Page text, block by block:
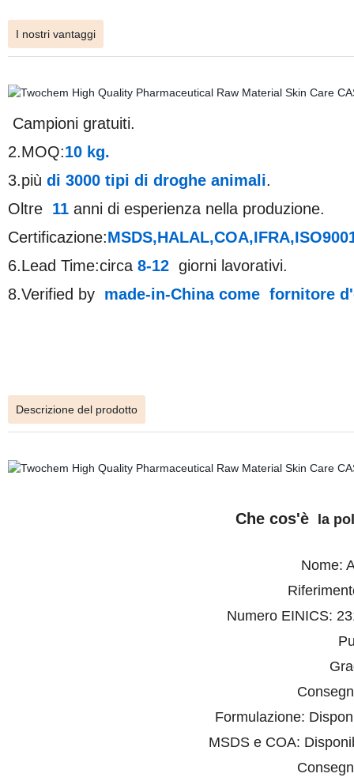
I nostri vantaggi
Campioni gratuiti.
2.MOQ:10 kg.
3.più di 3000tipi di droghe animali.
Oltre 11anni di esperienza nella produzione.
Certificazione:
6.Lead Time:circa8-12 giorni lavorativi.
8.Verified by
made-in-Chinacome fornitore
Descrizione del prodotto
Che cos'è la
Nome:
Numero EINICS:
Formulazione:
MSDS e COA: